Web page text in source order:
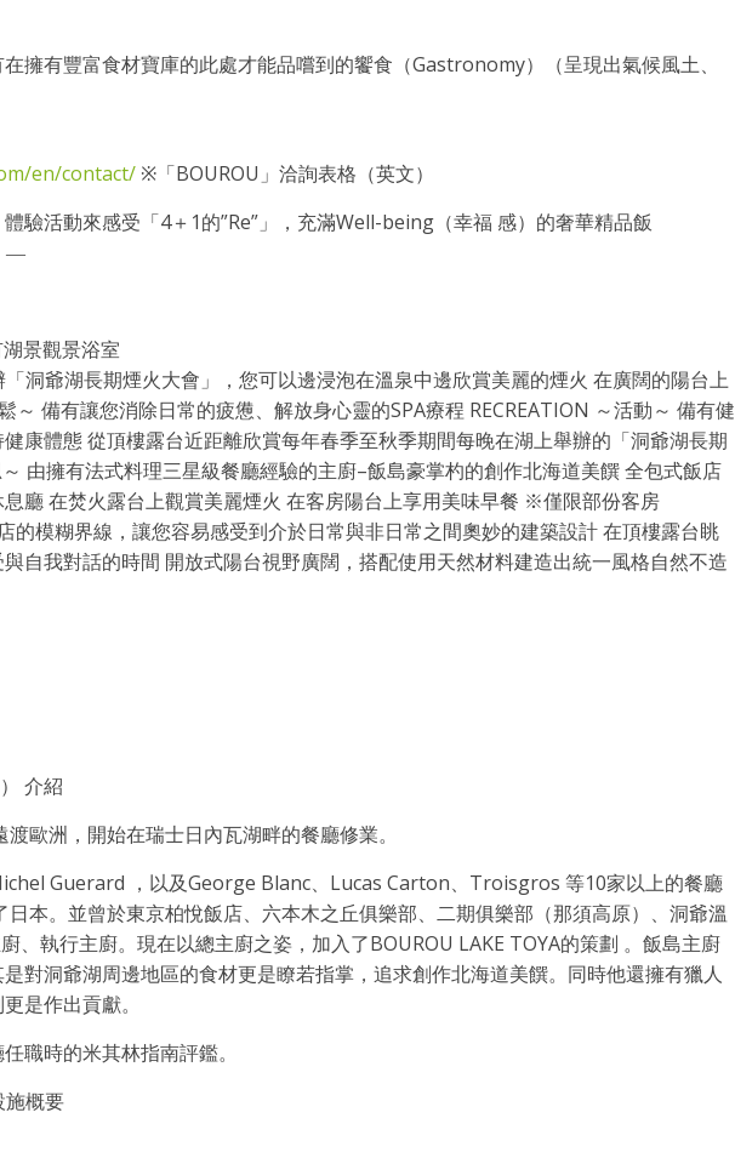
擁有豐富食材寶庫的此處才能品嚐到的饗食（Gastronomy）（呈現出氣候風土、
en/contact/ ※「BOUROU」洽詢表格（英文）
驗活動來感受「4＋1的”Re”」，充滿Well-being（幸福 感）的奢華精品飯
―
景觀景浴室
洞爺湖長期煙火大會」，您可以邊浸泡在溫泉中邊欣賞美麗的煙火 在廣闊的陽台上
～ 備有讓您消除日常的疲憊、解放身心靈的SPA療程 RECREATION ～活動～ 備有健
康體態 從頂樓露台近距離欣賞每年春季至秋季期間每晚在湖上舉辦的「洞爺湖長期
由擁有法式料理三星級餐廳經驗的主廚–飯島豪掌杓的創作北海道美饌 全包式飯店
廳 在焚火露台上觀賞美麗煙火 在客房陽台上享用美味早餐 ※僅限部份客房
的模糊界線，讓您容易感受到介於日常與非日常之間奧妙的建築設計 在頂樓露台眺
自我對話的時間 開放式陽台視野廣闊，搭配使用天然材料建造出統一風格自然不造
介紹
歐洲，開始在瑞士日內瓦湖畔的餐廳修業。
Guerard ，以及George Blanc、Lucas Carton、Troisgros 等10家以上的餐廳
本。並曾於東京柏悅飯店、六本木之丘俱樂部、二期俱樂部（那須高原）、洞爺溫
、執行主廚。現在以總主廚之姿，加入了BOUROU LAKE TOYA的策劃 。飯島主廚
對洞爺湖周邊地區的食材更是瞭若指掌，追求創作北海道美饌。同時他還擁有獵人
是作出貢獻。
時的米其林指南評鑑。
施概要